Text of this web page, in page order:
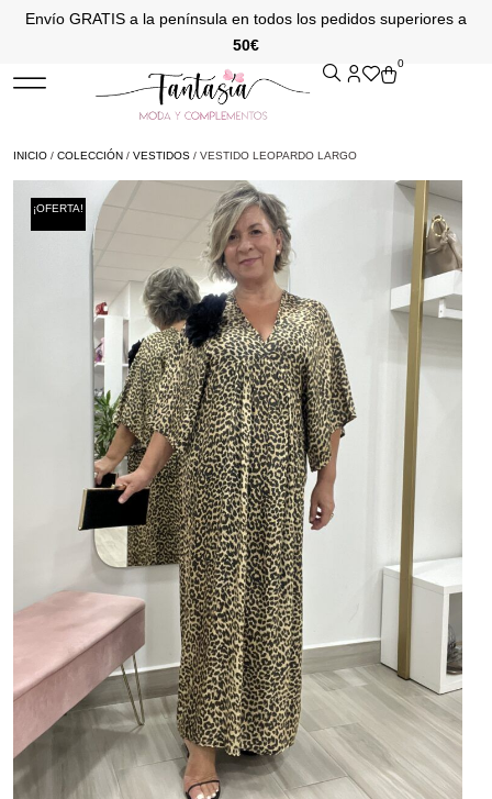
Envío GRATIS a la península en todos los pedidos superiores a
50€
0
INICIO / COLECCIÓN / VESTIDOS / VESTIDO LEOPARDO LARGO
¡OFERTA!